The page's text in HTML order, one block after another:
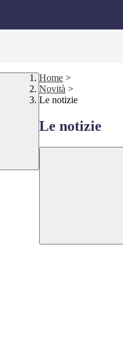
Home >
Novità >
Le notizie
Le notizie